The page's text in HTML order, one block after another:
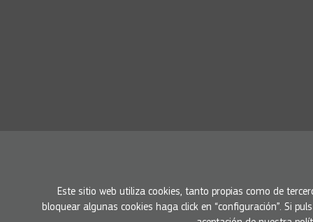
Este sitio web utiliza cookies, tanto propias como de
bloquear algunas cookies haga click en “configuración”. Si